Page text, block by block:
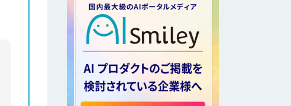
imprai ezKotae
ログミーツ
powered by
GPT-4